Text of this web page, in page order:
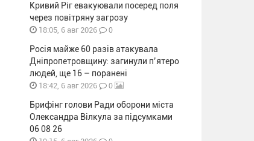
Кривий Ріг евакуювали посеред поля
через повітряну загрозу
18:05, 6 авг 2026 0
Росія майже 60 разів атакувала
Дніпропетровщину: загинули п’ятеро
людей, ще 16 – поранені
18:42, 6 авг 2026 0
Брифінг голови Ради оборони міста
Олександра Вілкула за підсумками
06 08 26